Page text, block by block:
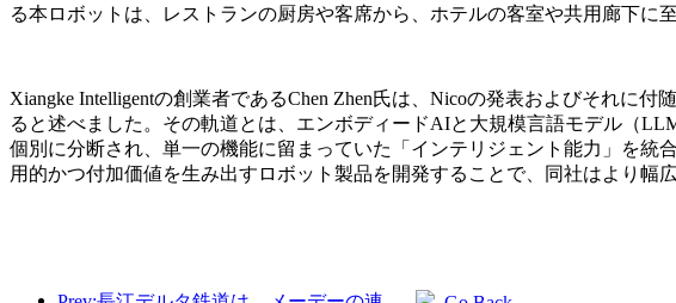
る本ロボットは、レストランの厨房や客席から、ホテルの客室や共用廊下に
Xiangke Intelligentの創業者であるChen Zhen氏は、Nicoの発表およびそれに
ると述べました。その軌道とは、エンボディードAIと大規模言語モデル（
個別に分断され、単一の機能に留まっていた「インテリジェント能力」を
用的かつ付加価値を生み出すロボット製品を開発することで、同社はより幅